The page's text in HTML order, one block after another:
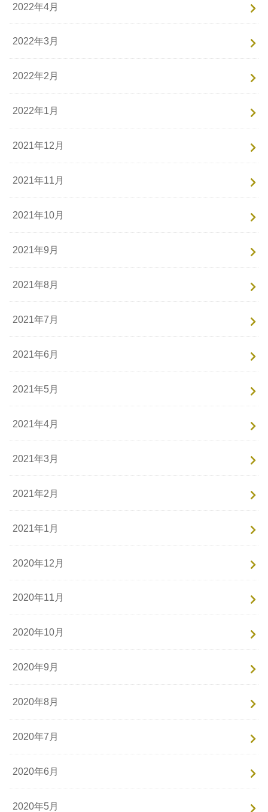
2022年4月
2022年3月
2022年2月
2022年1月
2021年12月
2021年11月
2021年10月
2021年9月
2021年8月
2021年7月
2021年6月
2021年5月
2021年4月
2021年3月
2021年2月
2021年1月
2020年12月
2020年11月
2020年10月
2020年9月
2020年8月
2020年7月
2020年6月
2020年5月